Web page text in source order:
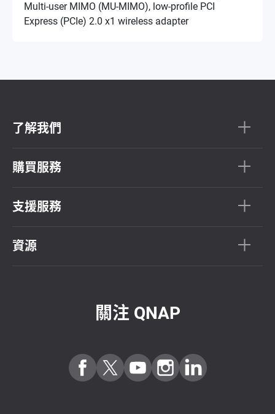
Multi-user MIMO (MU-MIMO), low-profile PCI
Express (PCIe) 2.0 x1 wireless adapter
了解我們
購買服務
支援服務
資源
關注 QNAP